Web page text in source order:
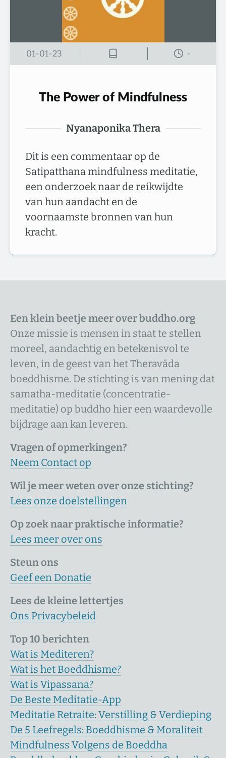
01-01-23 -
The Power of Mindfulness
Nyanaponika Thera
Dit is een commentaar op de
Satipatthana mindfulness meditatie,
een onderzoek naar de reikwijdte
van hun aandacht en de
voornaamste bronnen van hun
kracht.
Een klein beetje meer over buddho.org
Onze missie is mensen in staat te stellen
moreel, aandachtig en betekenisvol te
leven, in de geest van het Theravāda
boeddhisme. De stichting is van mening dat
samatha-meditatie (concentratie-
meditatie) op buddho hier een waardevolle
bijdrage aan kan leveren.
Vragen of opmerkingen?
Neem Contact op
Wil je meer weten over onze stichting?
Lees onze doelstellingen
Op zoek naar praktische informatie?
Lees meer over ons
Steun ons
Geef een Donatie
Lees de kleine lettertjes
Ons Privacybeleid
Top 10 berichten
Wat is Mediteren?
Wat is het Boeddhisme?
Wat is Vipassana?
De Beste Meditatie-App
Meditatie Retraite: Verstilling & Verdieping
De 5 Leefregels: Boeddhisme & Moraliteit
Mindfulness Volgens de Boeddha